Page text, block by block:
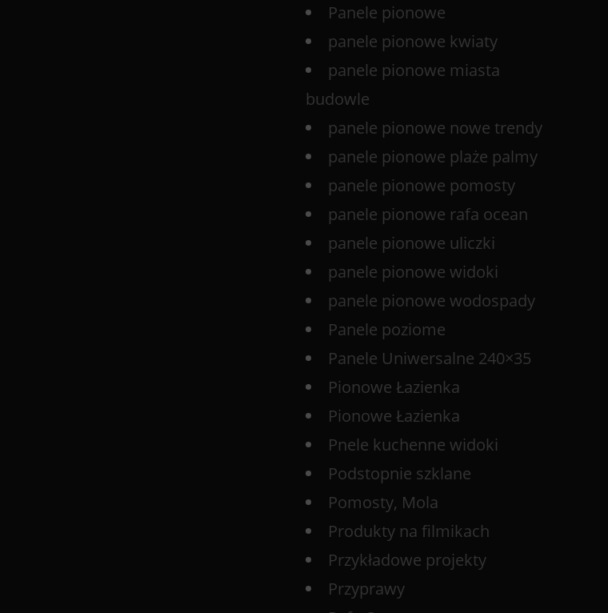
Panele pionowe
panele pionowe kwiaty
panele pionowe miasta
budowle
panele pionowe nowe trendy
panele pionowe plaże palmy
panele pionowe pomosty
panele pionowe rafa ocean
panele pionowe uliczki
panele pionowe widoki
panele pionowe wodospady
Panele poziome
Panele Uniwersalne 240×35
Pionowe Łazienka
Pionowe Łazienka
Pnele kuchenne widoki
Podstopnie szklane
Pomosty, Mola
Produkty na filmikach
Przykładowe projekty
Przyprawy